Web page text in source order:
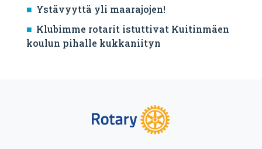
Ystävyyttä yli maarajojen!
Klubimme rotarit istuttivat Kuitinmäen
koulun pihalle kukkaniityn